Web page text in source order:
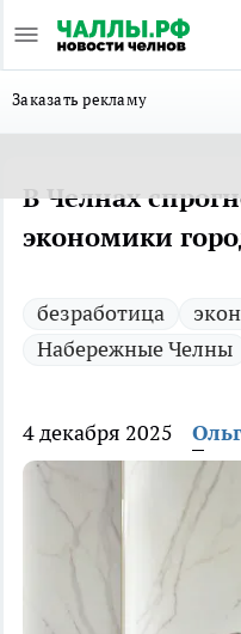
Заказать рекламу
В Челнах
экономики
безработица
Набережные Челны
4 декабря 2025